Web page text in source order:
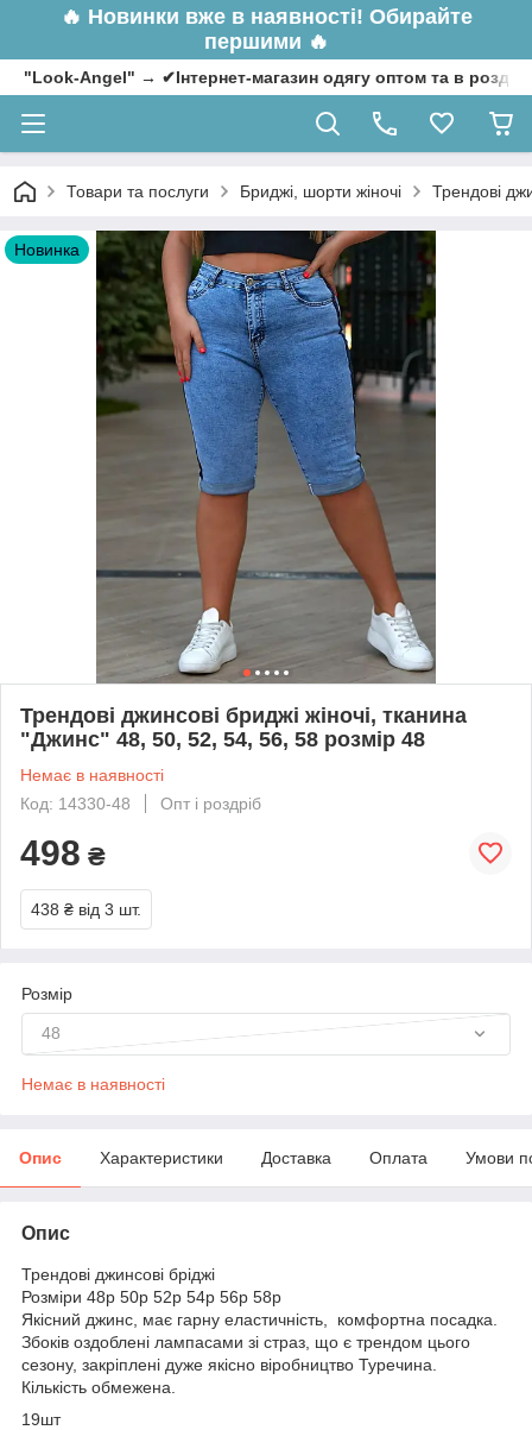
🔥 Новинки вже в наявності! Обирайте
першими 🔥
"Look-Angel" → ✔Інтернет-магазин одягу оптом та в
Товари та послуги Бриджі, шорти жіночі Трендові
Новинка
Трендові джинсові бриджі жіночі, тканина
"Джинс" 48, 50, 52, 54, 56, 58 розмір 48
Немає в наявності
Код: 14330-48
Опт і роздріб
498 ₴
438 ₴ від 3 шт.
Розмір
48
Немає в наявності
Опис Характеристики Доставка Оплата Умови
Опис
Трендові джинсові бріджі
Розміри 48р 50р 52р 54р 56р 58р
Якісний джинс, має гарну еластичність, комфортна посадка.
Збоків оздоблені лампасами зі страз, що є трендом цього
сезону, закріплені дуже якісно віробництво Туречина.
Кількість обмежена.
19шт